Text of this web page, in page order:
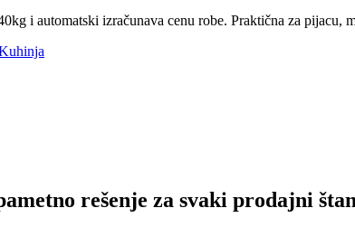
i automatski izračunava cenu robe. Praktična za
rešenje za svaki prodajni